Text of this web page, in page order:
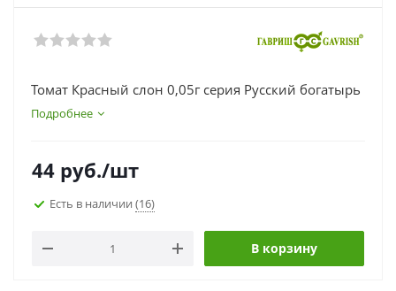
Томат Красный слон 0,05г серия Русский богатырь
Подробнее
44 руб./шт
Есть в наличии (16)
В корзину